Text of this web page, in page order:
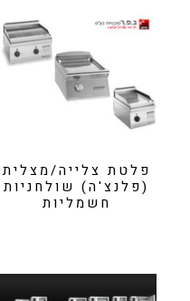
פלטת צלייה/מצלית
(פלנצ'ה) שולחניות
חשמליות